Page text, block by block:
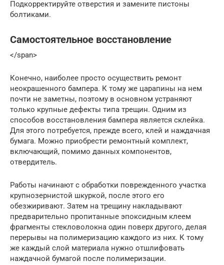
Подкорректируйте отверстия и замените пистоны
болтиками.
Самостоятельное восстановление
</span>
Конечно, наиболее просто осуществить ремонт
неокрашенного бампера. К тому же царапины на нем
почти не заметны, поэтому в основном устраняют
только крупные дефекты типа трещин. Одним из
способов восстановления бампера является склейка.
Для этого потребуется, прежде всего, клей и наждачная
бумага. Можно приобрести ремонтный комплект,
включающий, помимо данных компонентов,
отвердитель.
Работы начинают с обработки поврежденного участка
крупнозернистой шкуркой, после этого его
обезжиривают. Затем на трещину накладывают
предварительно пропитанные эпоксидным клеем
фрагменты стекловолокна один поверх другого, делая
перерывы на полимеризацию каждого из них. К тому
же каждый слой материала нужно отшлифовать
наждачной бумагой после полимеризации.